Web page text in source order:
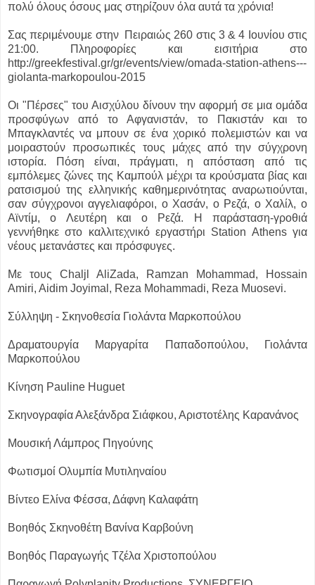
πολύ όλους όσους μας στηρίζουν όλα αυτά τα χρόνια!
Σας περιμένουμε στην Πειραιώς 260 στις 3 & 4 Ιουνίου στις
21:00. Πληροφορίες και εισιτήρια στο
http://greekfestival.gr/gr/events/view/omada-station-athens---
giolanta-markopoulou-2015
Οι "Πέρσες" του Αισχύλου δίνουν την αφορμή σε μια ομάδα
προσφύγων από το Αφγανιστάν, το Πακιστάν και το
Μπαγκλαντές να μπουν σε ένα χορικό πολεμιστών και να
μοιραστούν προσωπικές τους μάχες από την σύγχρονη
ιστορία. Πόση είναι, πράγματι, η απόσταση από τις
εμπόλεμες ζώνες της Καμπούλ μέχρι τα κρούσματα βίας και
ρατσισμού της ελληνικής καθημερινότητας αναρωτιούνται,
σαν σύγχρονοι αγγελιαφόροι, ο Χασάν, ο Ρεζά, ο Χαλίλ, ο
Αϊντίμ, ο Λευτέρη και ο Ρεζά. Η παράσταση-γροθιά
γεννήθηκε στο καλλιτεχνικό εργαστήρι Station Athens για
νέους μετανάστες και πρόσφυγες.
Με τους Chaljl AliZada, Ramzan Mohammad, Hossain
Amiri, Aidim Joyimal, Reza Mohammadi, Reza Muosevi.
Σύλληψη - Σκηνοθεσία Γιολάντα Μαρκοπούλου
Δραματουργία Μαργαρίτα Παπαδοπούλου, Γιολάντα
Μαρκοπούλου
Kίνηση Pauline Huguet
Σκηνογραφία Αλεξάνδρα Σιάφκου, Αριστοτέλης Καρανάνος
Μουσική Λάμπρος Πηγούνης
Φωτισμοί Ολυμπία Μυτιληναίου
Βίντεο Ελίνα Φέσσα, Δάφνη Καλαφάτη
Βοηθός Σκηνοθέτη Βανίνα Καρβούνη
Βοηθός Παραγωγής Τζέλα Χριστοπούλου